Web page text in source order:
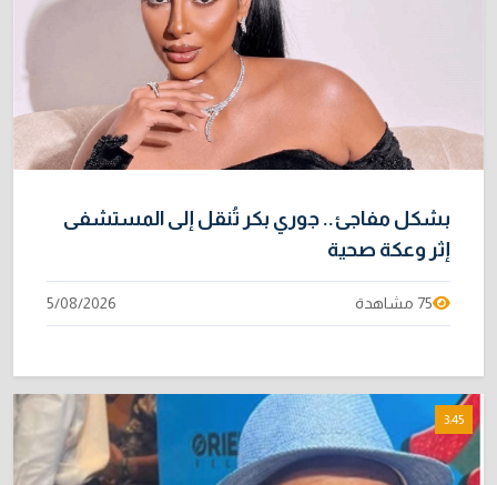
بشكل مفاجئ.. جوري بكر تُنقل إلى المستشفى
إثر وعكة صحية
75 مشاهدة 5/08/2026
3:45